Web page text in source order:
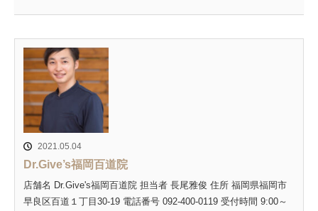
2021.05.04
Dr.Give’s福岡百道院
店舗名 Dr.Give's福岡百道院 担当者 長尾雅俊 住所 福岡県福岡市
早良区百道１丁目30-19 電話番号 092-400-0119 受付時間 9:00～